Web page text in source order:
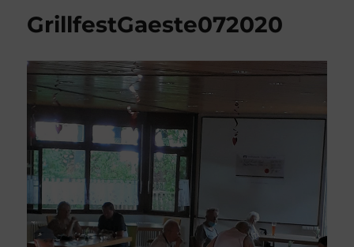
GrillfestGaeste072020